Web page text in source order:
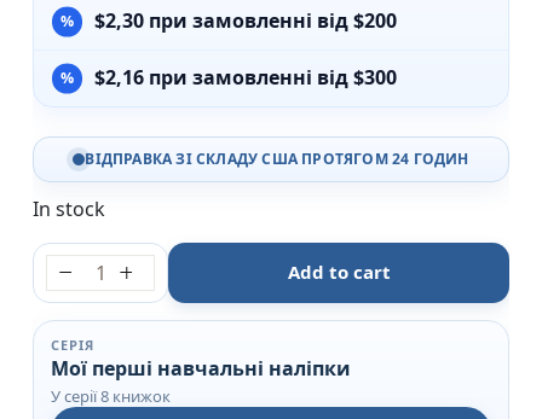
$2,30 при замовленні від $200
$2,16 при замовленні від $300
ВІДПРАВКА ЗІ СКЛАДУ США ПРОТЯГОМ 24 ГОДИН
In stock
Учимо кольори - Мої перші навчальні наліпки -
Add to cart
СЕРІЯ
Мої перші навчальні наліпки
У серії 8 книжок